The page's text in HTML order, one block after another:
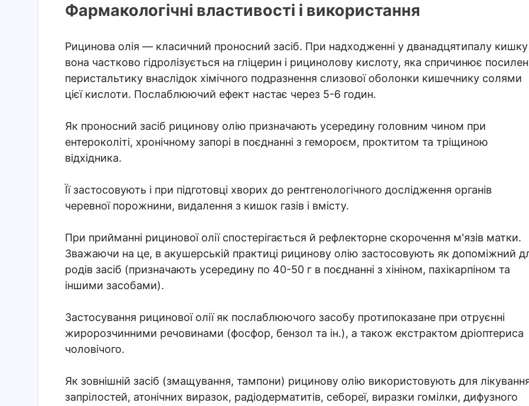
Фармакологічні властивості і використання
Рицинова олія — класичний проносний засіб. При надходженні у дванадцятипалу кишку
вона частково гідролізується на гліцерин і рицинолову кислоту, яка спричинює
перистальтику внаслідок хімічного подразнення слизової оболонки кишечнику солями
цієї кислоти. Послаблюючий ефект настає через 5-6 годин.
Як проносний засіб рицинову олію призначають усередину головним чином при
ентероколіті, хронічному запорі в поєднанні з гемороєм, проктитом та тріщиною
відхідника.
Її застосовують і при підготовці хворих до рентгенологічного дослідження органів
черевної порожнини, видалення з кишок газів і вмісту.
При прийманні рицинової олії спостерігається й рефлекторне скорочення м'язів матки.
Зважаючи на це, в акушерській практиці рицинову олію застосовують як допоміжний
родів засіб (призначають усередину по 40-50 г в поєднанні з хініном, пахікарпіном та
іншими засобами).
Застосування рицинової олії як послаблюючого засобу протипоказане при отруєнні
жиророзчинними речовинами (фосфор, бензол та ін.), а також екстрактом дріоптериса
чоловічого.
Як зовнішній засіб (змащування, тампони) рицинову олію використовують для
запрілостей, атонічних виразок, радіодерматитів, себореї, виразки гомілки, дифузного